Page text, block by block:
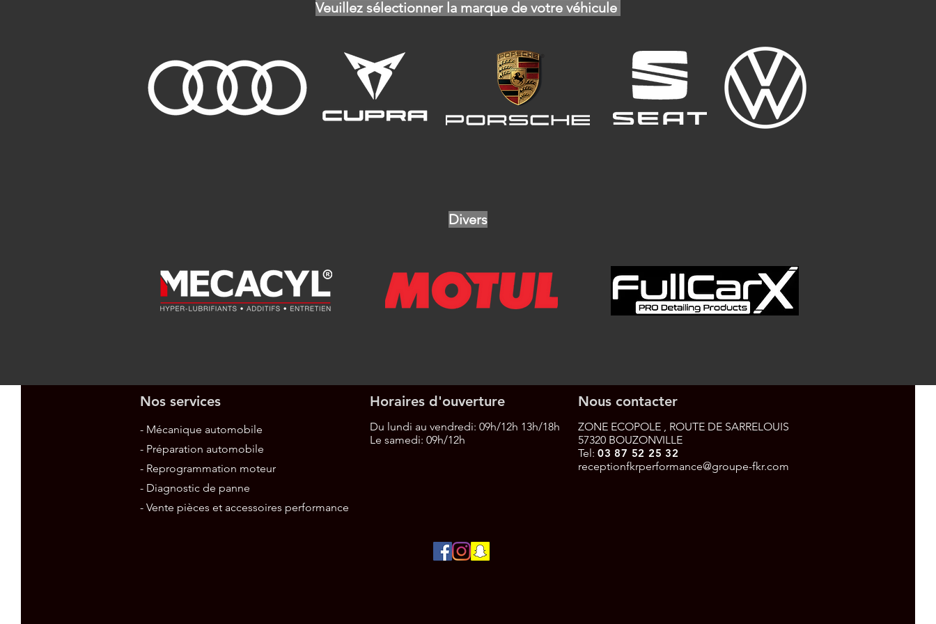
Veuillez sélectionner la marque de votre véhicule
Divers
Nos services
- Mécanique automobile
- Préparation automobile
- Reprogrammation moteur
- Diagnostic de panne
- Vente pièces et accessoires performance
Horaires d'ouverture
Du lundi au vendredi: 09h/12h 13h/18h
Le samedi: 09h/12h
Nous contacter
ZONE ECOPOLE , ROUTE DE SARRELOUIS
57320 BOUZONVILLE
Tel: 03 87 52 25 32
receptionfkrperformance@groupe-fkr.com